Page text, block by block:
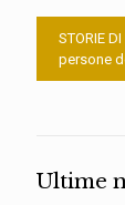
STORIE
persone
Ultime